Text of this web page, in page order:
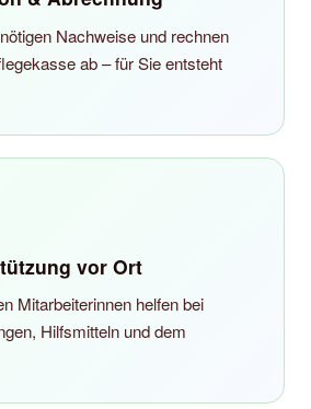
Nachweise und rechnen
ab – für Sie entsteht
vor Ort
Mitarbeiterinnen helfen bei
Hilfsmitteln und dem